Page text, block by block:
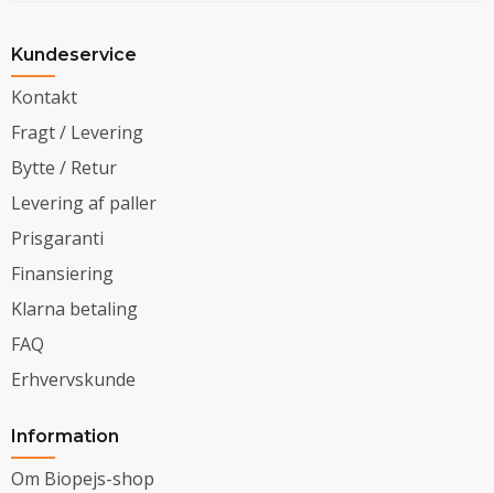
Kundeservice
Kontakt
Fragt / Levering
Bytte / Retur
Levering af paller
Prisgaranti
Finansiering
Klarna betaling
FAQ
Erhvervskunde
Information
Om Biopejs-shop